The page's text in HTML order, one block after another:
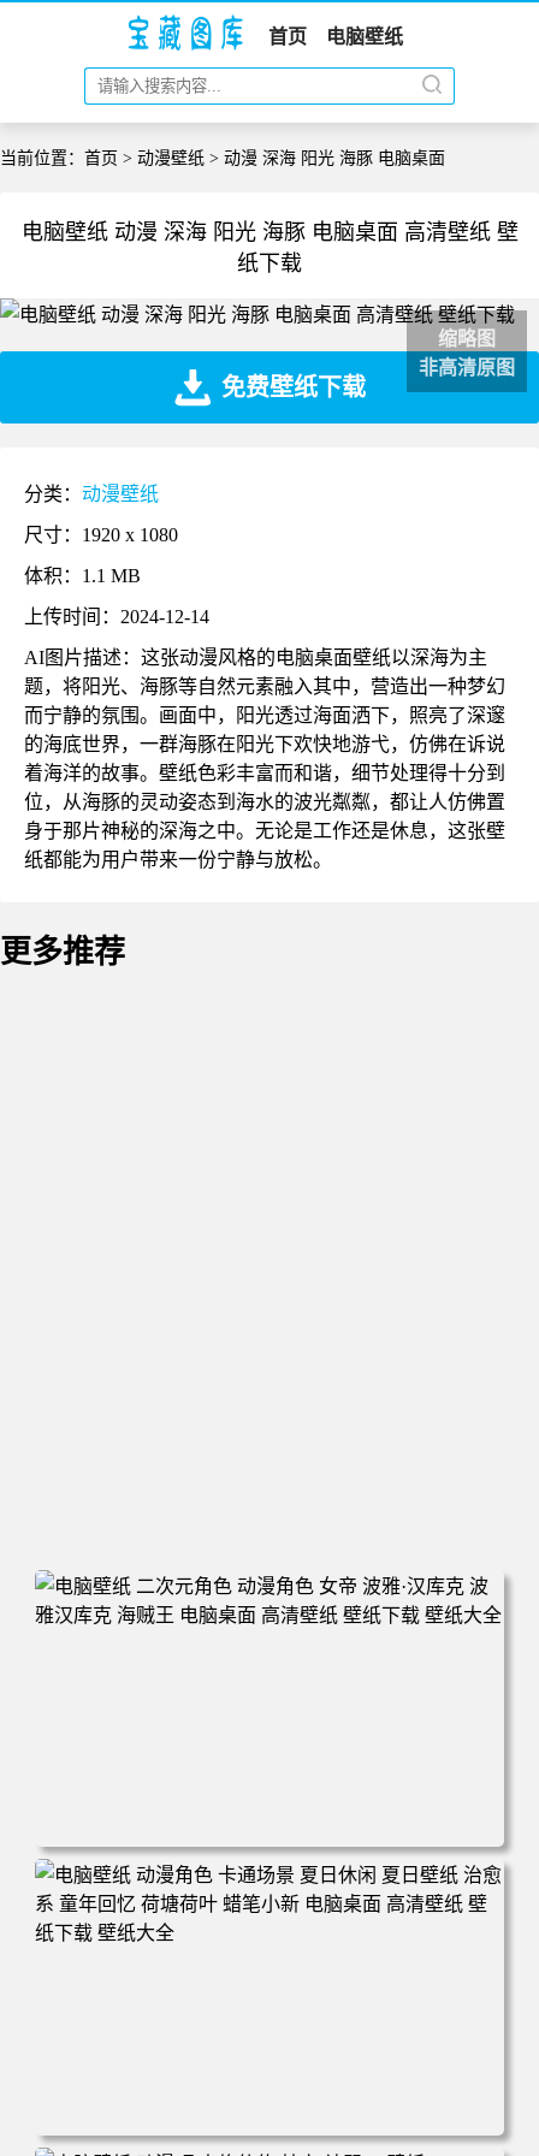
首页 电脑壁纸
当前位置： 首页 > 动漫壁纸 > 动漫 深海 阳光 海豚 电脑桌面
电脑壁纸 动漫 深海 阳光 海豚 电脑桌面 高清壁纸 壁
纸下载
缩略图
非高清原图
免费壁纸下载
分类： 动漫壁纸
尺寸：1920 x 1080
体积：1.1 MB
上传时间：2024-12-14
AI图片描述：这张动漫风格的电脑桌面壁纸以深海为主
题，将阳光、海豚等自然元素融入其中，营造出一种梦幻
而宁静的氛围。画面中，阳光透过海面洒下，照亮了深邃
的海底世界，一群海豚在阳光下欢快地游弋，仿佛在诉说
着海洋的故事。壁纸色彩丰富而和谐，细节处理得十分到
位，从海豚的灵动姿态到海水的波光粼粼，都让人仿佛置
身于那片神秘的深海之中。无论是工作还是休息，这张壁
纸都能为用户带来一份宁静与放松。
更多推荐
电脑壁纸 二次元角色 动漫角色 女帝 波雅·汉库克 波雅汉库
克 海贼王 电脑桌面 高清壁纸 壁纸下载 壁纸大全